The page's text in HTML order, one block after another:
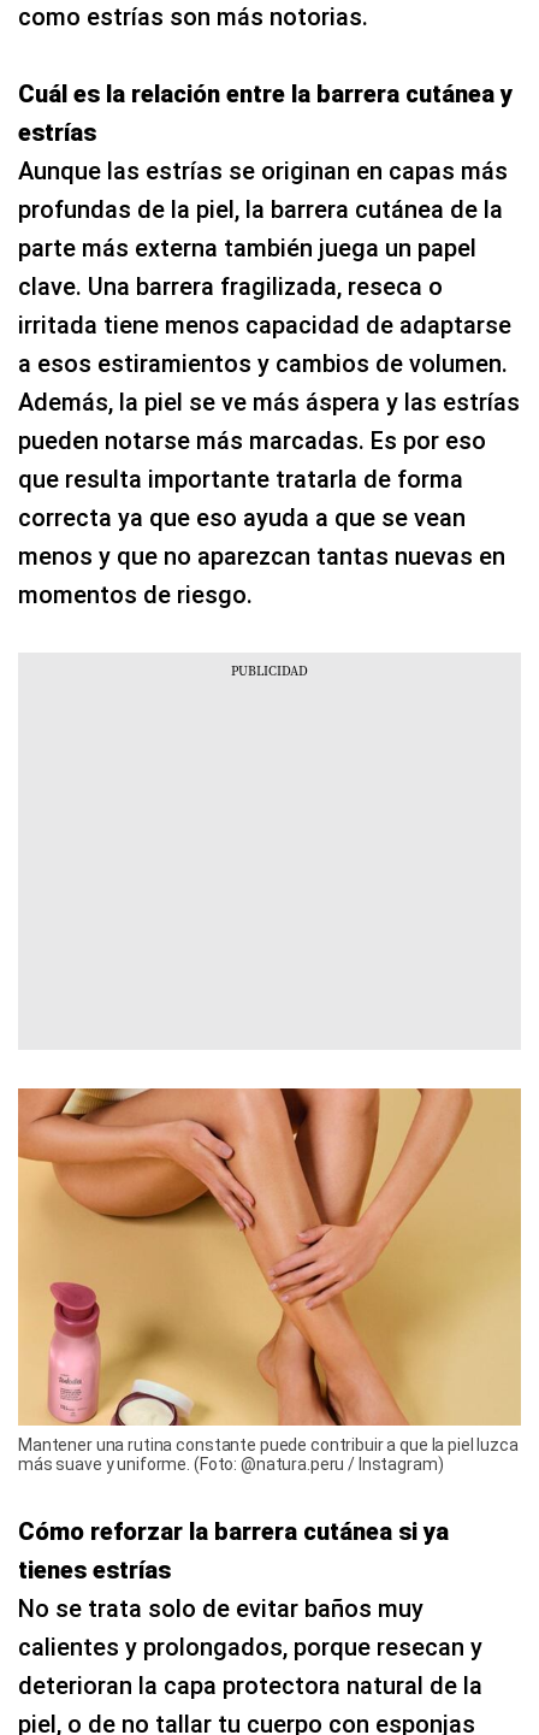
como estrías son más notorias.
Cuál es la relación entre la barrera cutánea y
estrías
Aunque las estrías se originan en capas más
profundas de la piel, la barrera cutánea de la
parte más externa también juega un papel
clave. Una barrera fragilizada, reseca o
irritada tiene menos capacidad de adaptarse
a esos estiramientos y cambios de volumen.
Además, la piel se ve más áspera y las estrías
pueden notarse más marcadas. Es por eso
que resulta importante tratarla de forma
correcta ya que eso ayuda a que se vean
menos y que no aparezcan tantas nuevas en
momentos de riesgo.
Mantener una rutina constante puede contribuir a que la piel luzca
más suave y uniforme. (Foto: @natura.peru / Instagram)
Cómo reforzar la barrera cutánea si ya
tienes estrías
No se trata solo de evitar baños muy
calientes y prolongados, porque resecan y
deterioran la capa protectora natural de la
piel, o de no tallar tu cuerpo con esponjas